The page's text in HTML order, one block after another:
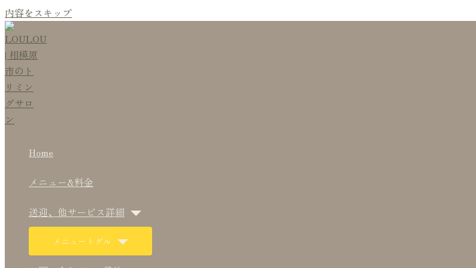
内容をスキップ
Home
メニュー&料金
送迎、他サービス詳細
メニュートグル